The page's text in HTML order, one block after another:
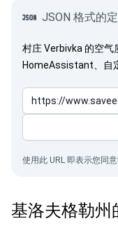
JSON 格式的
村庄 Verbivka 的空气
HomeAssistant、自
使用此 URL 即表示您同
基洛夫格勒州